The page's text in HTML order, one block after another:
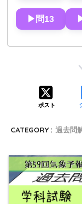
▶︎問13
ポスト
CATEGORY : 過去問